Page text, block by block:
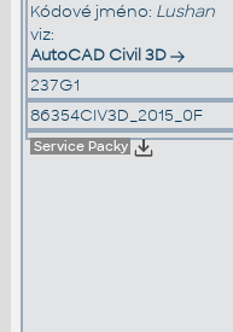
Kódové jméno: Lushan
viz:
AutoCAD Civil 3D
237G1
86354CIV3D_2015_0F
Service Packy